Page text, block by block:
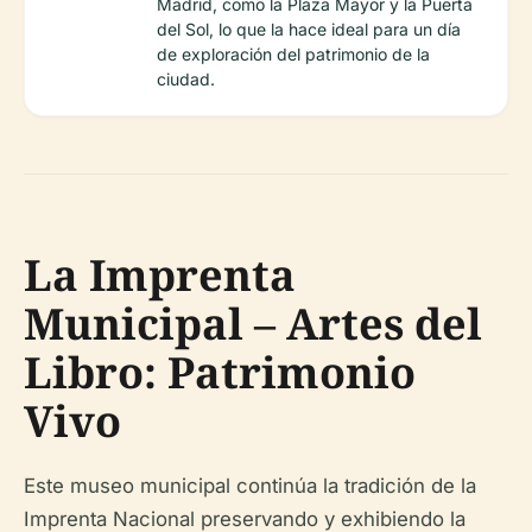
Madrid, como la Plaza Mayor y la Puerta
del Sol, lo que la hace ideal para un día
de exploración del patrimonio de la
ciudad.
La Imprenta
Municipal – Artes del
Libro: Patrimonio
Vivo
Este museo municipal continúa la tradición de la
Imprenta Nacional preservando y exhibiendo la